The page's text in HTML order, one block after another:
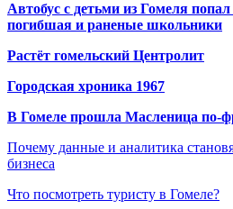
Автобус с детьми из Гомеля
погибшая и раненые школьники
Растёт гомельский Центролит
Городская хроника 1967
В Гомеле прошла Масленица по-
Почему данные и аналитика
бизнеса
Что посмотреть туристу в Гомеле?